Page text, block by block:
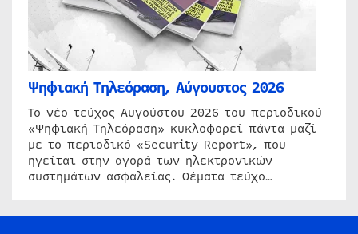
Ψηφιακή Τηλεόραση, Αύγουστος 2026
Το νέο τεύχος Αυγούστου 2026 του περιοδικού
«Ψηφιακή Τηλεόραση» κυκλοφορεί πάντα μαζί
με το περιοδικό «Security Report», που
ηγείται στην αγορά των ηλεκτρονικών
συστημάτων ασφαλείας. Θέματα τεύχο…